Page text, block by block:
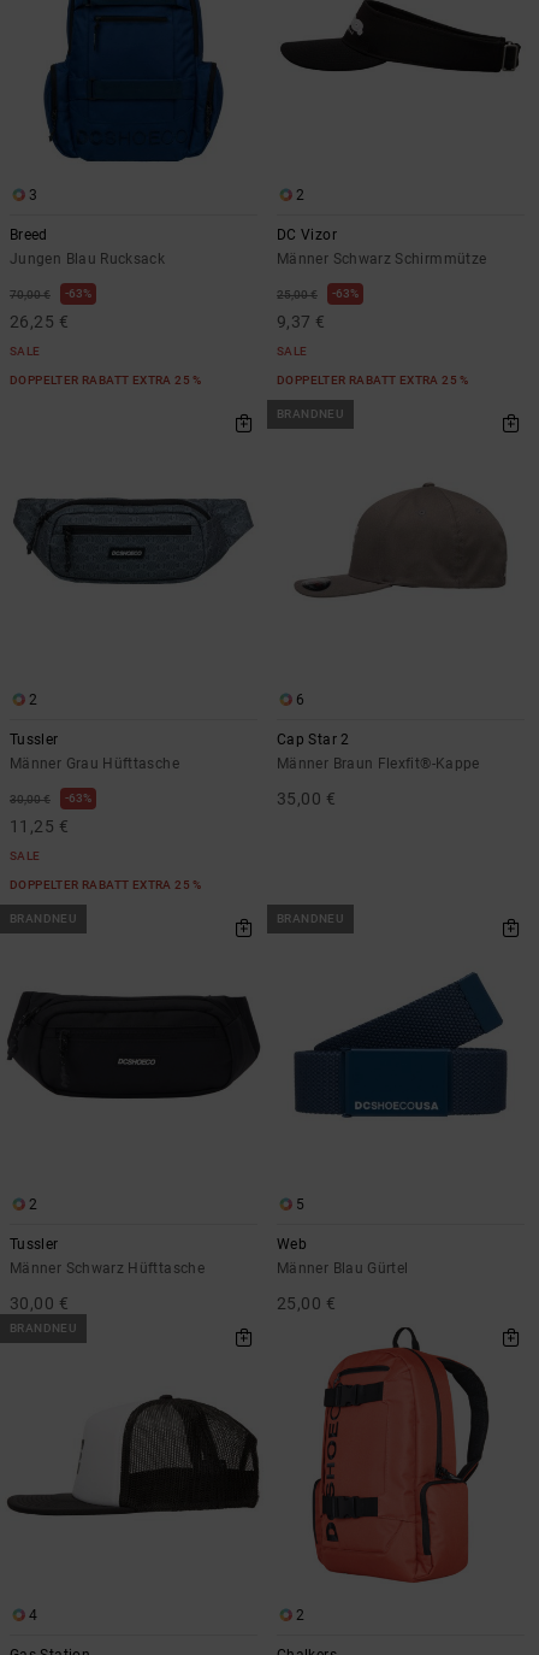
3
Breed
Jungen Blau Rucksack
70,00 € 63%
26,25 €
SALE
DOPPELTER RABATT EXTRA 25 %
2
DC Vizor
Männer Schwarz Schirmmütze
25,00 € 63%
9,37 €
SALE
DOPPELTER RABATT EXTRA 25 %
2
Tussler
Männer Grau Hüfttasche
30,00 € 63%
11,25 €
SALE
DOPPELTER RABATT EXTRA 25 %
BRANDNEU
6
Cap Star 2
Männer Braun Flexfit®-Kappe
35,00 €
BRANDNEU
2
Tussler
Männer Schwarz Hüfttasche
30,00 €
BRANDNEU
5
Web
Männer Blau Gürtel
25,00 €
BRANDNEU
4 2